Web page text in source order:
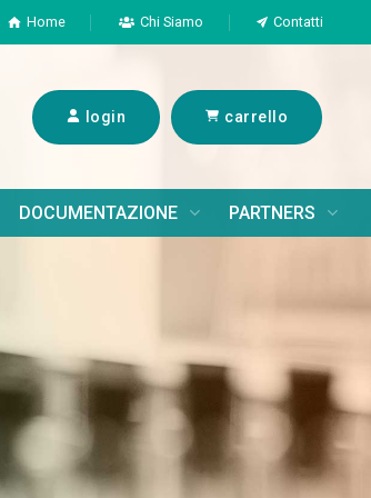
Home Chi Siamo Contatti
login carrello
DOCUMENTAZIONE PARTNERS